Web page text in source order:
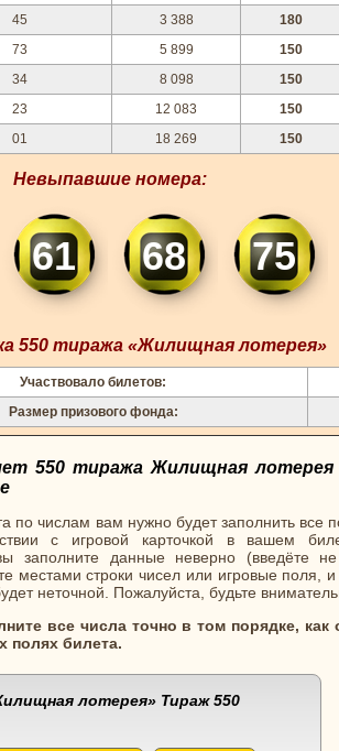
45 3 388
180
73 5 899
150
34 8 098
150
23 12 083
150
01 18 269 150
Невыпавшие номера:
61 68 75
550 тиража «Жилищная лотерея»
Участвовало билетов:
Размер призового фонда:
550 тиража Жилищная лотерея
по числам вам нужно будет заполнить все
с игровой карточкой в вашем
заполните данные неверно (введёте
местами строки чисел или игровые поля, и
неточной. Пожалуйста, будьте
все числа точно в том порядке, как
полях билета.
лотерея» Тираж 550